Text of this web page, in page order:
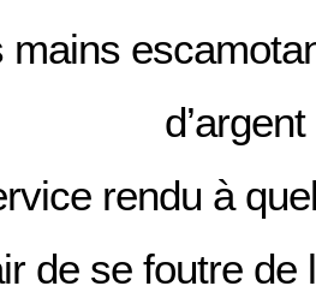
mains
d’argent
rendu à
de se foutre de